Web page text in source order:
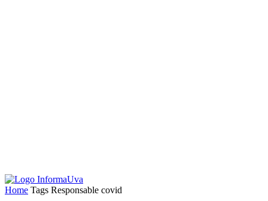
Home Tags Responsable covid